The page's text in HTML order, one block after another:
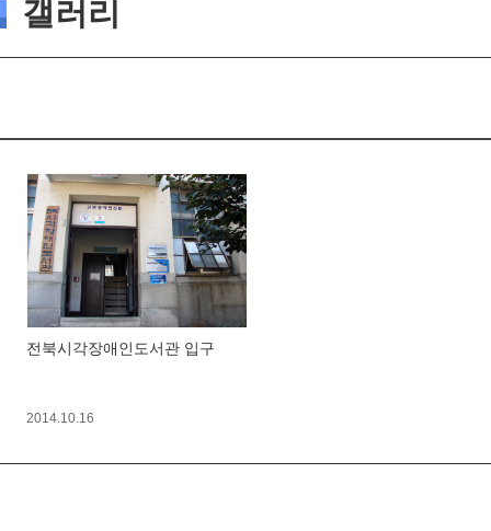
갤러리
전북시각장애인도서관 입구
2014.10.16